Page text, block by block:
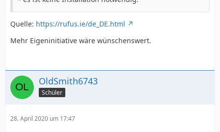
Quelle: https://rufus.ie/de_DE.html
Mehr Eigeninitiative wäre wünschenswert.
OldSmith6743
Schüler
28. April 2020 um 17:47